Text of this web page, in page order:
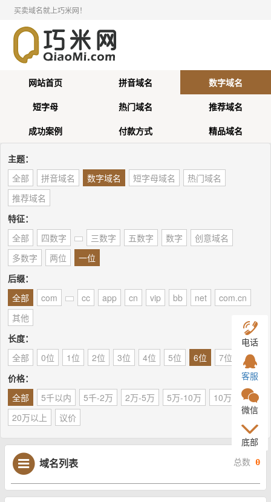
买卖域名就上巧米网！
网站首页 拼音域名
数字域名
短字母
热门域名
推荐域名
成功案例
付款方式 精品域名
主题：
全部
拼音域名 数字域名 短字母域名
热门域名
推荐域名
特征：
全部
四数字 三数字 五数字 数字
创意域名
多数字
两位
一位
后缀：
全部
com cc app cn vip bb net
com.cn
其他
长度：
全部
0位 1位 2位 3位 4位 5位 6位 7位
8位
价格：
全部
5千以内 5千-2万 2万-5万 5万-10万
10万-20万
20万以上
议价
域名列表 总数0
电话
客服
微信
底部